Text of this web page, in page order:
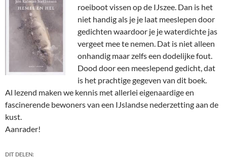
roeiboot vissen op de IJszee. Dan is het
niet handig als je je laat meeslepen door
gedichten waardoor je je waterdichte jas
vergeet mee te nemen. Dat is niet alleen
onhandig maar zelfs een dodelijke fout.
Dood door een meeslepend gedicht, dat
is het prachtige gegeven van dit boek.
Al lezend maken we kennis met allerlei eigenaardige en
fascinerende bewoners van een IJslandse nederzetting aan de
kust.
Aanrader!
DIT DELEN: